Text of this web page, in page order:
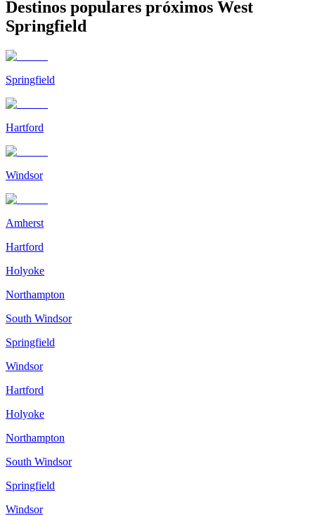
Destinos populares próximos West
Springfield
Springfield
Hartford
Windsor
Amherst
Hartford
Holyoke
Northampton
South Windsor
Springfield
Windsor
Hartford
Holyoke
Northampton
South Windsor
Springfield
Windsor